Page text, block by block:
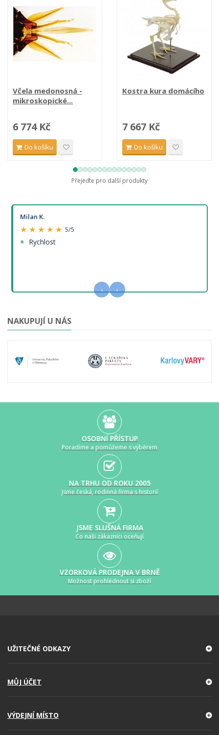
Včela medonosná -
mikroskopické...
6 774 Kč
Do košíku
Kostra kura domácího
7 667 Kč
Do košíku
Přejeďte pro další produkty
Milan K.
★ ★ ★ ★ ★ 5/5
Rychlost
‹ ›
NAKUPUJÍ U NÁS
OSOBNÍ PŘÍSTUP
Poradíme a pomůžeme s výběrem
NA TRHU OD ROKU 2005
Jsme česká, rodinná firma s historií
JSME SLUŠNÁ FIRMA
Co naši zákazníci oceňují
VZORKOVÁ PRODEJNA V BRNĚ
Možnost prohlédnout si zboží
UŽITEČNÉ ODKAZY
MŮJ ÚČET
VÝDEJNÍ MÍSTO